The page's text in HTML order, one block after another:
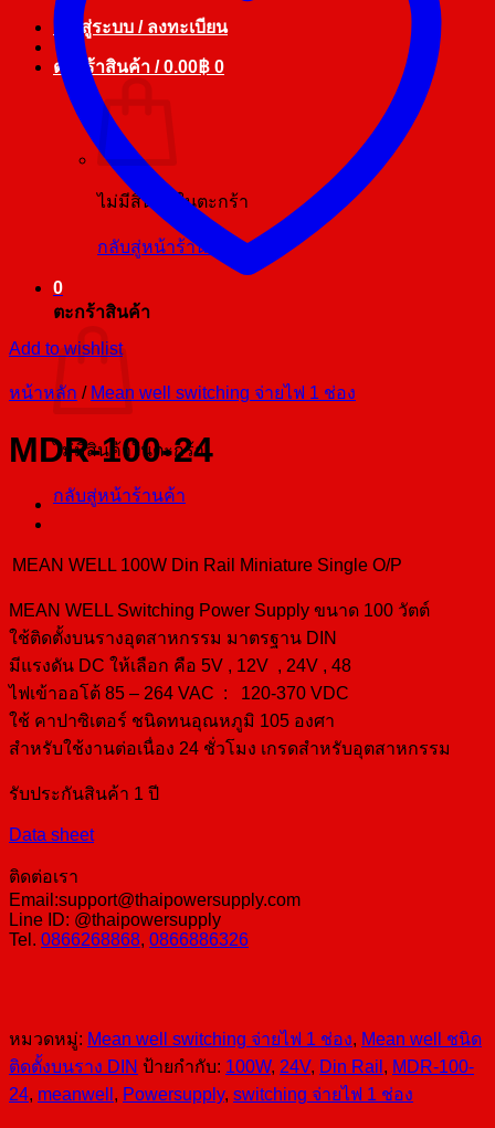
เข้าสู่ระบบ / ลงทะเบียน
ตะกร้าสินค้า /0.00฿ 0
ไม่มีสินค้าในตะกร้า
กลับสู่หน้าร้านค้า
0
ตะกร้าสินค้า
ไม่มีสินค้าในตะกร้า
กลับสู่หน้าร้านค้า
Add to wishlist
หน้าหลัก / Mean well switching จ่ายไฟ 1 ช่อง
MDR-100-24
MEAN WELL 100W Din Rail Miniature Single O/P
MEAN WELL Switching Power Supply ขนาด 100 วัตต์
ใช้ติดตั้งบนรางอุตสาหกรรม มาตรฐาน DIN
มีแรงดัน DC ให้เลือก คือ 5V , 12V , 24V , 48
ไฟเข้าออโต้ 85 – 264 VAC : 120-370 VDC
ใช้ คาปาซิเตอร์ ชนิดทนอุณหภูมิ 105 องศา
สำหรับใช้งานต่อเนื่อง 24 ชั่วโมง เกรดสำหรับอุตสาหกรรม
รับประกันสินค้า 1 ปี
Data sheet
ติดต่อเรา
Email:support@thaipowersupply.com
Line ID: @thaipowersupply
Tel. 0866268868, 0866886326
หมวดหมู่: Mean well switching จ่ายไฟ 1 ช่อง, Mean well ชนิด
ติดตั้งบนราง DIN ป้ายกำกับ: 100W, 24V, Din Rail , MDR-100-
24, meanwell , Powersupply, switching จ่ายไฟ 1 ช่อง